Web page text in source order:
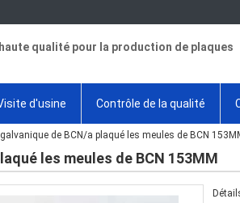
qualité pour la production de plaques
d'usine Contrôle de la qualité
de BCN/a plaqué les meules de BCN
les meules de BCN 153MM